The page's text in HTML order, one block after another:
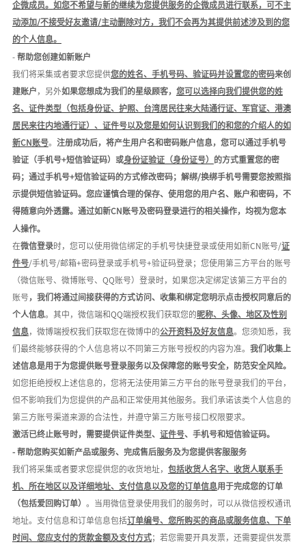
企微成员。 如您不希望与新的继续为您提供服务的企微成员进行联系，可不主
动添加/不接受好友邀请/主动删除对方，我们不会再为其提供前述涉及到的您
的个人信息。
- 帮助您创建如新账户
我们将采集或者要求您提供您的姓名、手机号码、验证码并设置您的密码来创
建账户 ，另外如果您想成为我们的星级顾客， 您可以选择向我们提供您的姓
名、证件类型（包括身份证、护照、台湾居民往来大陆通行证、军官证、港澳
居民来往内地通行证）、证件号以及您是如何认识到我们的和您的介绍人的如
新CN账号。 注册成功后，将产生用户名和密码账户信息，您可以通过手机号
验证（手机号+短信验证码）或身份证验证（身份证号） 的方式重置您的密
码；通过手机号+短信验证码的方式修改密码；解绑/换绑手机号需要您按照指
示提供短信验证码。您应谨慎合理的保存、使用您的用户名、账户和密码，不
得随意向外透露。通过如新CN账号及密码登录进行的相关操作，均视为您本
人操作。
在微信登录时，您可以使用微信绑定的手机号快捷登录或使用如新CN账号/证
件号/手机号/邮箱+密码登录或手机号+验证码登录；您使用第三方平台的账号
（微信账号、微博账号、QQ账号）登录时，如果您决定绑定该第三方平台的
账号 ，我们将通过间接获得的方式访问、收集和绑定您明示点击授权同意后的
个人信息。其中，微信端和QQ端授权我们获取您的 昵称、头像、地区及性别
信息 ，微博端授权我们获取您在微博中的公开资料及好友信息。您须知悉，我
们最终能够获得的个人信息将以不同第三方账号授权的内容为准。 我们收集上
述信息是用于为您提供账号登录服务以及保障您的账号安全，防范安全风险。
如您拒绝授权上述信息的，您将无法使用第三方平台的账号登录我们的平台，
但不影响我们为您提供的产品和正常使用其他服务。我们承诺该类个人信息的
第三方账号渠道来源的合法性，并遵守第三方账号接口权限要求。
激活已终止账号时，需要提供证件类型、 证件号、手机号和短信验证码。
- 帮助您购买如新产品或服务、完成售后服务及为您提供客服服务
我们将采集或者要求您提供您的收货地址， 包括收货人名字、收货人联系手
机、所在地区以及详细地址、支付信息以及您的订单信息用于完成您的订单
（包括爱回购订单） 。当用微信登录使用我们的服务时，可以从微信授权通讯
地址。支付信息和订单信息包括订单编号、您所购买的商品或服务信息、下单
时间、您应支付的货款金额及支付方式；若您需要开具发票，还需要提供发票